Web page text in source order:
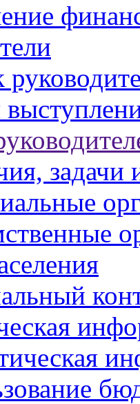
задачи